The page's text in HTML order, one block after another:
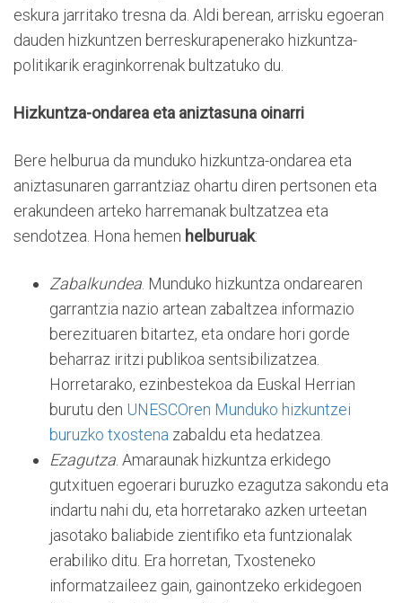
eskura jarritako tresna da. Aldi berean, arrisku egoeran
dauden hizkuntzen berreskurapenerako hizkuntza-
politikarik eraginkorrenak bultzatuko du.
Hizkuntza-ondarea eta aniztasuna oinarri
Bere helburua da munduko hizkuntza-ondarea eta
aniztasunaren garrantziaz ohartu diren pertsonen eta
erakundeen arteko harremanak bultzatzea eta
sendotzea. Hona hemen helburuak:
Zabalkundea . Munduko hizkuntza ondarearen
garrantzia nazio artean zabaltzea informazio
berezituaren bitartez, eta ondare hori gorde
beharraz iritzi publikoa sentsibilizatzea.
Horretarako, ezinbestekoa da Euskal Herrian
burutu den UNESCOren Munduko hizkuntzei
buruzko txostena zabaldu eta hedatzea.
Ezagutza . Amaraunak hizkuntza erkidego
gutxituen egoerari buruzko ezagutza sakondu eta
indartu nahi du, eta horretarako azken urteetan
jasotako baliabide zientifiko eta funtzionalak
erabiliko ditu. Era horretan, Txosteneko
informatzaileez gain, gainontzeko erkidegoen